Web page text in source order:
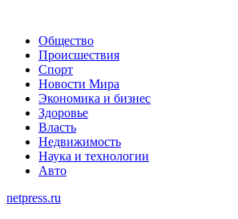
Общество
Происшествия
Спорт
Новости Мира
Экономика и бизнес
Здоровье
Власть
Недвижимость
Наука и технологии
Авто
netpress.ru